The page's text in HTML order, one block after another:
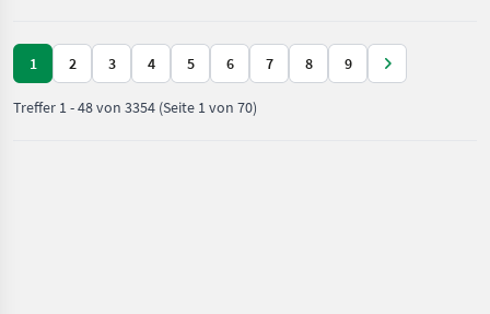
1 2 3 4 5 6 7 8 9
Treffer 1-48von 3354 (Seite 1 von 70)